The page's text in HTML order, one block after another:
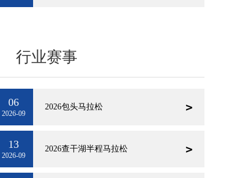
行业赛事
06
2026-09
2026包头马拉松
13
2026-09
2026查干湖半程马拉松